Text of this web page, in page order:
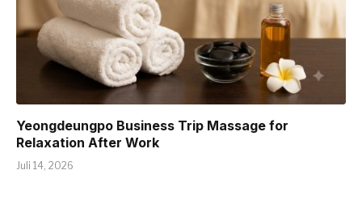
Yeongdeungpo Business Trip Massage for
Relaxation After Work
Juli 14, 2026